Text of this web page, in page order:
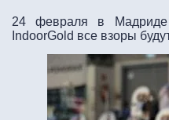
24 февраля в
IndoorGold все взоры